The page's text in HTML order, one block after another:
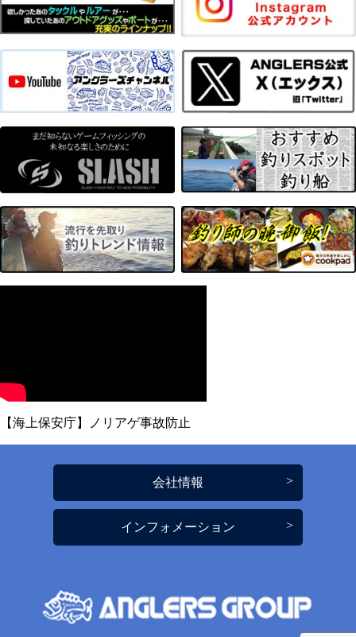
【海上保安庁】ノリアゲ事故防止
会社情報
インフォメーション